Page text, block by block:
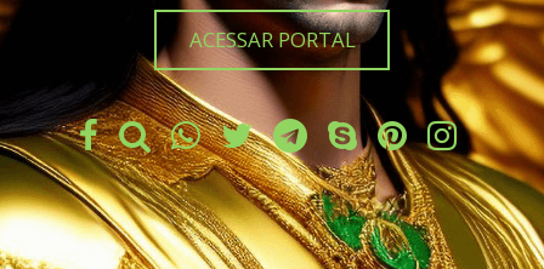
ACESSAR PORTAL